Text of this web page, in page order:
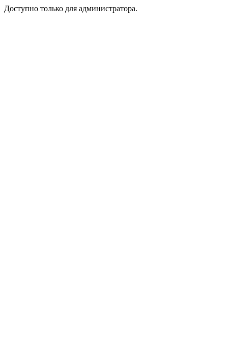
Доступно только для администратора.